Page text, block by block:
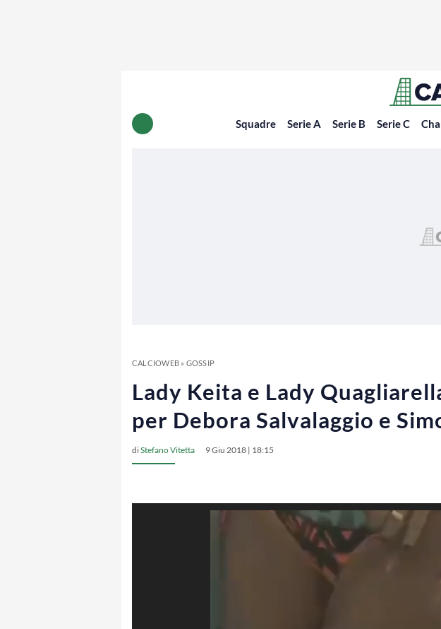
Squadre Serie A Serie B Serie C
CALCIOWEB» GOSSIP
Lady Keita e Lady
per Debora Salvalaggio e
diStefano Vitetta 9 Giu 2018 | 18:15